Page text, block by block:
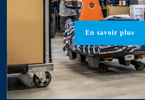
En savoir plus